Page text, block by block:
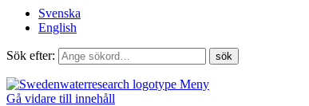
Svenska
English
Sök efter:
Meny
Gå vidare till innehåll